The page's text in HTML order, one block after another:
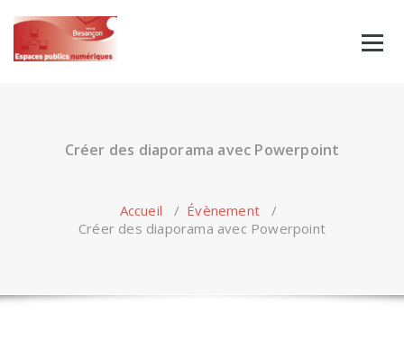
content
Créer des diaporama avec Powerpoint
Accueil / Évènement /
Créer des diaporama avec Powerpoint